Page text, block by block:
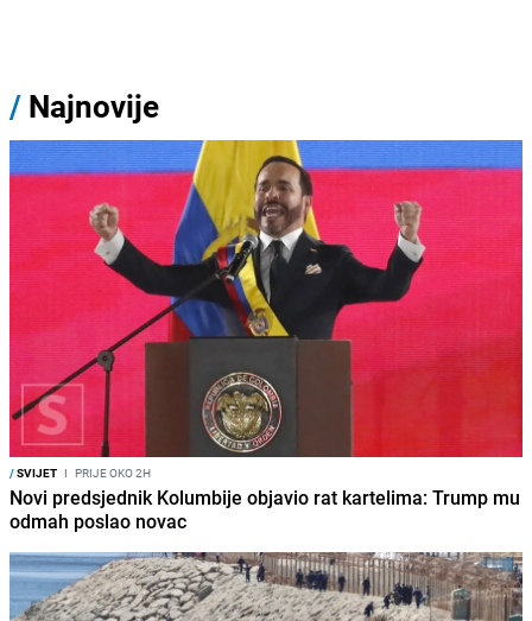
/ Najnovije
/SVIJET I PRIJE OKO 2H
Novi predsjednik Kolumbije objavio rat kartelima: Trump mu
odmah poslao novac